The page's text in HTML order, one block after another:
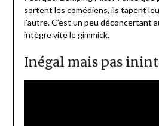
sortent les comédiens, ils tapent
l’autre. C’est un peu déconcertant
intègre vite le gimmick.
Inégal mais pas